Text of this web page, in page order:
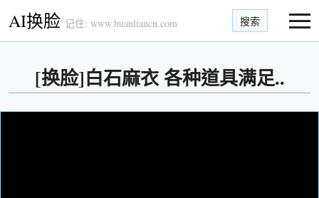
AI换脸 记住: www.huanliancn.com 搜索
[换脸]白石麻衣 各种道具满足..